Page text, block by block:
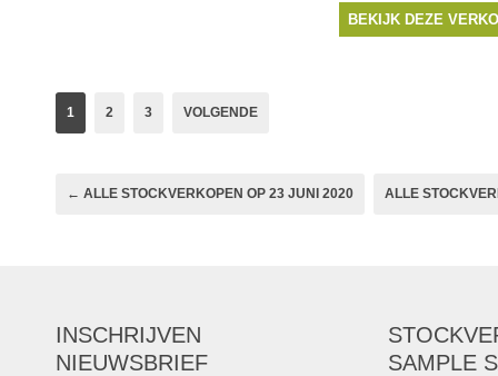
7 FOR ALL
https://
BEKIJK DEZE
1 2 3 VOLGENDE
← ALLE STOCKVERKOPEN OP 23 JUNI 2020 ALLE
INSCHRIJVEN
NIEUWSBRIEF
SAMPLE